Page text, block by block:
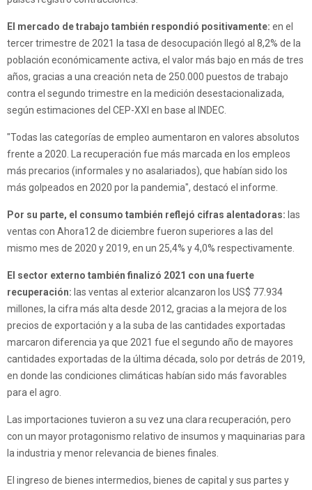
El mercado de trabajo también respondió positivamente: en el
tercer trimestre de 2021 la tasa de desocupación llegó al 8,2% de la
población económicamente activa, el valor más bajo en más de tres
años, gracias a una creación neta de 250.000 puestos de trabajo
contra el segundo trimestre en la medición desestacionalizada,
según estimaciones del CEP-XXI en base al INDEC.
"Todas las categorías de empleo aumentaron en valores absolutos
frente a 2020. La recuperación fue más marcada en los empleos
más precarios (informales y no asalariados), que habían sido los
más golpeados en 2020 por la pandemia", destacó el informe.
Por su parte, el consumo también reflejó cifras alentadoras: las
ventas con Ahora12 de diciembre fueron superiores a las del
mismo mes de 2020 y 2019, en un 25,4% y 4,0% respectivamente.
El sector externo también finalizó 2021 con una fuerte
recuperación: las ventas al exterior alcanzaron los US$ 77.934
millones, la cifra más alta desde 2012, gracias a la mejora de los
precios de exportación y a la suba de las cantidades exportadas
marcaron diferencia ya que 2021 fue el segundo año de mayores
cantidades exportadas de la última década, solo por detrás de 2019,
en donde las condiciones climáticas habían sido más favorables
para el agro.
Las importaciones tuvieron a su vez una clara recuperación, pero
con un mayor protagonismo relativo de insumos y maquinarias para
la industria y menor relevancia de bienes finales.
El ingreso de bienes intermedios, bienes de capital y sus partes y